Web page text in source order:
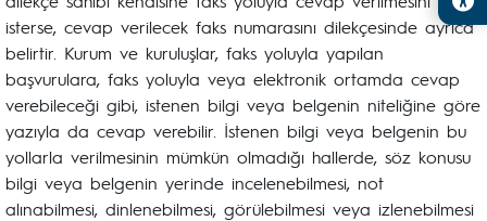
isterse, cevap verilecek faks numarasını dilekçesinde ayrıca
belirtir. Kurum ve kuruluşlar, faks yoluyla yapılan
başvurulara, faks yoluyla veya elektronik ortamda cevap
verebileceği gibi, istenen bilgi veya belgenin niteliğine göre
yazıyla da cevap verebilir. İstenen bilgi veya belgenin bu
yollarla verilmesinin mümkün olmadığı hallerde, söz konusu
bilgi veya belgenin yerinde incelenebilmesi, not
alınabilmesi, dinlenebilmesi, görülebilmesi veya izlenebilmesi